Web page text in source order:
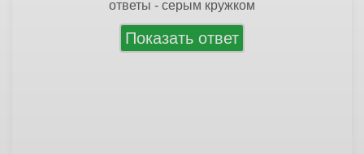
ответы - серым кружком
Показать ответ